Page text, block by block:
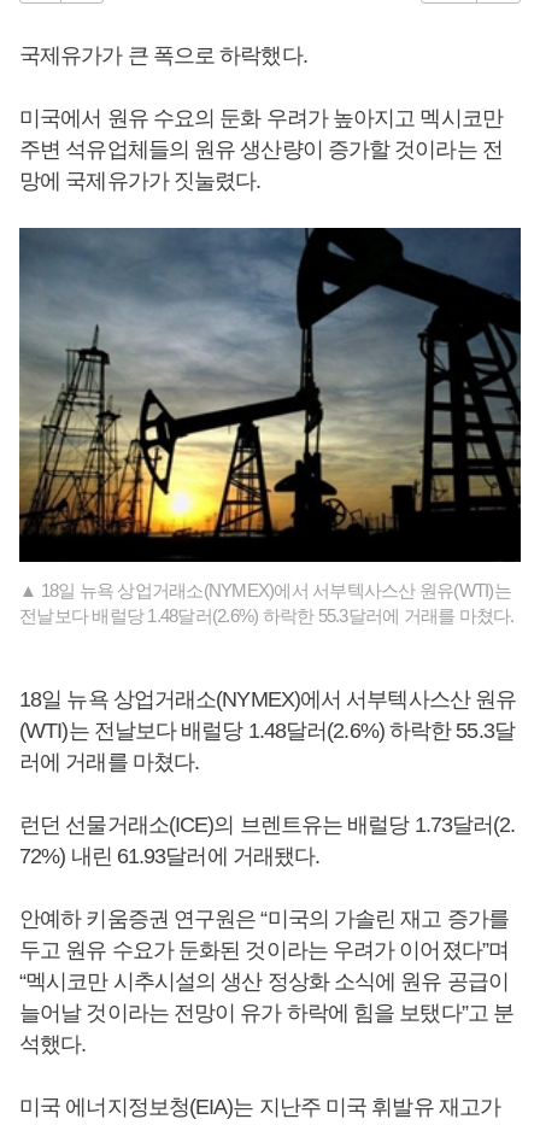
국제유가가 큰 폭으로 하락했다.
미국에서 원유 수요의 둔화 우려가 높아지고 멕시코만
주변 석유업체들의 원유 생산량이 증가할 것이라는 전
망에 국제유가가 짓눌렸다.
▲ 18일 뉴욕 상업거래소(NYMEX)에서 서부텍사스산 원유(WTI)는
전날보다 배럴당 1.48달러(2.6%) 하락한 55.3달러에 거래를 마쳤다.
18일 뉴욕 상업거래소(NYMEX)에서 서부텍사스산 원유
(WTI)는 전날보다 배럴당 1.48달러(2.6%) 하락한 55.3달
러에 거래를 마쳤다.
런던 선물거래소(ICE)의 브렌트유는 배럴당 1.73달러(2.
72%) 내린 61.93달러에 거래됐다.
안예하 키움증권 연구원은 “미국의 가솔린 재고 증가를
두고 원유 수요가 둔화된 것이라는 우려가 이어졌다”며
“멕시코만 시추시설의 생산 정상화 소식에 원유 공급이
늘어날 것이라는 전망이 유가 하락에 힘을 보탰다”고 분
석했다.
미국 에너지정보청(EIA)는 지난주 미국 휘발유 재고가